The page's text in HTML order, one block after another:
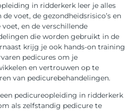
in ridderkerk leer je alles
voet, de gezondheidsrisico’s en
en de verschillende
die worden gebruikt in de
krijg je ook hands-on training
pedicures om je
en vertrouwen op te
van pedicurebehandelingen.
pedicureopleiding in ridderkerk
als zelfstandig pedicure te